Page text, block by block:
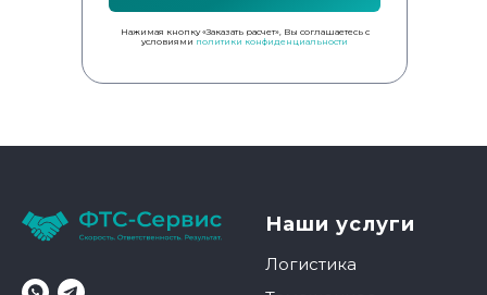
Нажимая кнопку «Заказать расчет», Вы соглашаетесь с
условиями политики конфиденциальности
Наши услуги
Логистика